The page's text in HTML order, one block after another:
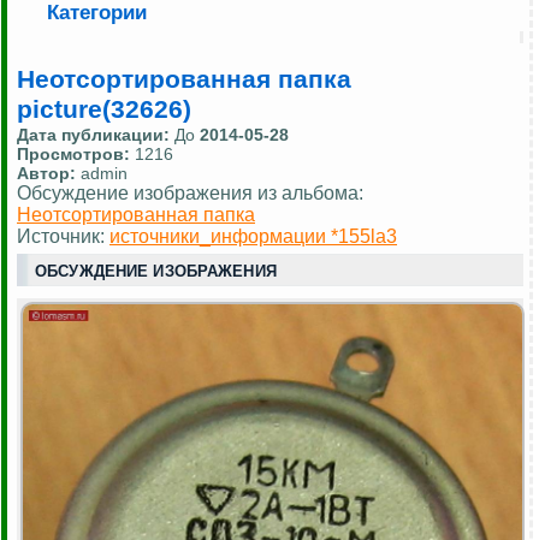
Категории
Неотсортированная папка
picture(32626)
Дата публикации: До 2014-05-28
Просмотров: 1216
Автор: admin
Обсуждение изображения из альбома:
Неотсортированная папка
Источник: источники_информации *155la3
ОБСУЖДЕНИЕ ИЗОБРАЖЕНИЯ